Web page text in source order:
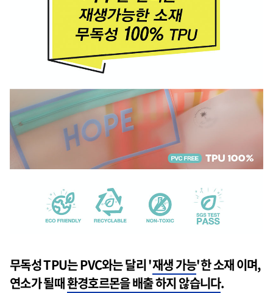
무독성 TPU는 PVC와는 달리 '재생 가능'한 소재 이며,
연소가 될때환경호르몬을 배출 하지 않습니다.